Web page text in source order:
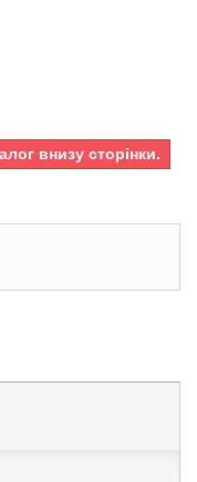
внизу сторінки.